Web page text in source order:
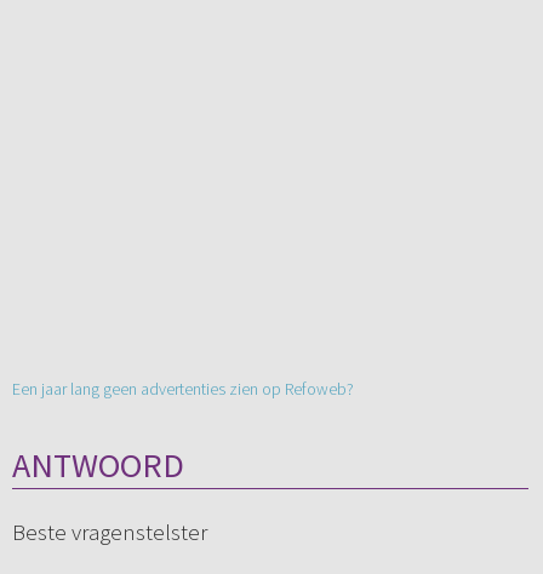
Een jaar lang geen advertenties zien op Refoweb?
ANTWOORD
Beste vragenstelster